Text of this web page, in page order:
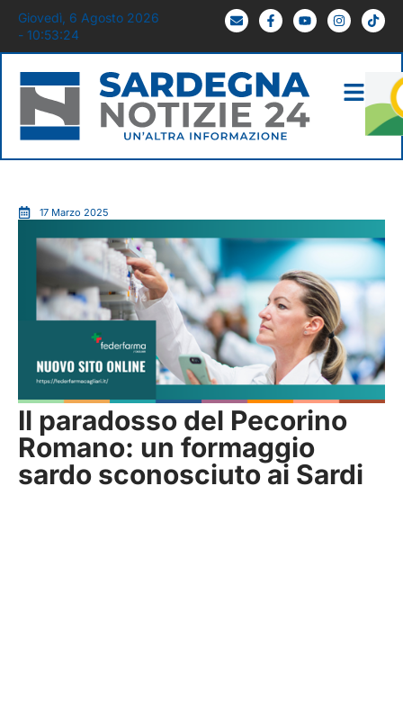
Giovedì, 6 Agosto 2026
- 10:53:25
17 Marzo 2025
Il paradosso del Pecorino
Romano: un formaggio
sardo sconosciuto ai Sardi